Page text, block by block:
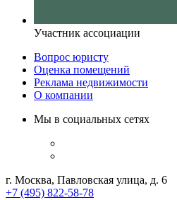
Участник ассоциации
Вопрос юристу
Оценка помещений
Реклама недвижимости
О компании
Мы в социальных сетях
г. Москва, Павловская улица, д. 6
+7 (495) 822-58-78